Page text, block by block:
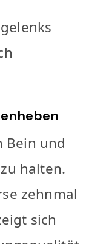
Bein und
halten.
zehnmal
sich